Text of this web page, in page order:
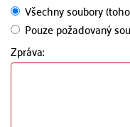
Všechny soubory
Pouze požadovaný
Zpráva: